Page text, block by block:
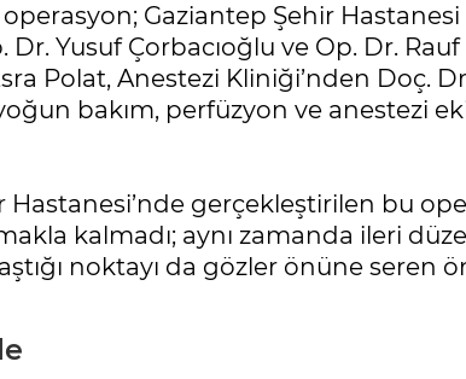
Gaziantep Şehir
Dr. Yusuf Çorbacıoğlu ve Op. Dr.
Polat, Anestezi Kliniği’nden Doç.
bakım, perfüzyon ve anestezi
Hastanesi’nde gerçekleştirilen bu
kalmadı; aynı zamanda ileri
noktayı da gözler önüne seren